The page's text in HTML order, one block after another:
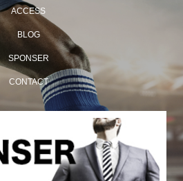
ACCESS
BLOG
SPONSER
CONTACT